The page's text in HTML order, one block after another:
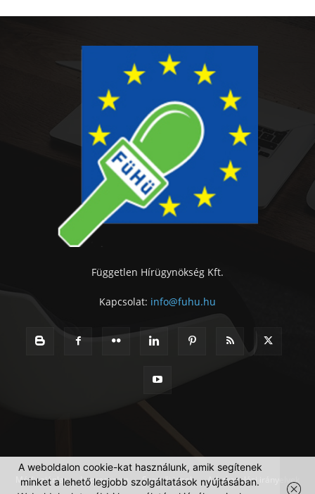
Független Hírügynökség Kft.
Kapcsolat: info@fuhu.hu
Médiaajánlat Impresszum Szerzői jogok Adatkezelési irányelvek
A weboldalon cookie-kat használunk, amik segítenek
minket a lehető legjobb szolgáltatások nyújtásában.